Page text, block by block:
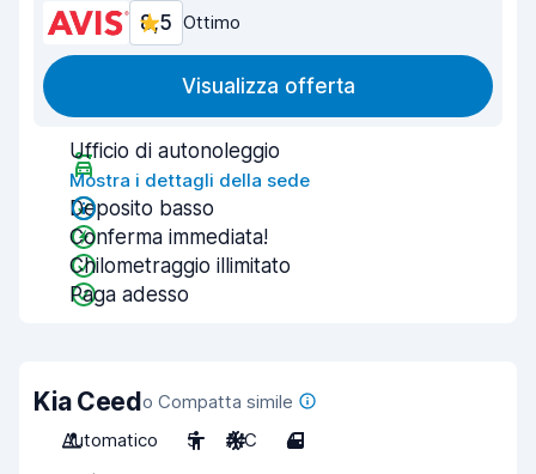
8,5 Ottimo
Visualizza offerta
Ufficio di autonoleggio
Mostra i dettagli della sede
Deposito basso
Conferma immediata!
Chilometraggio illimitato
Paga adesso
Kia Ceedo Compatta simile
Automatico
5 A/C 4